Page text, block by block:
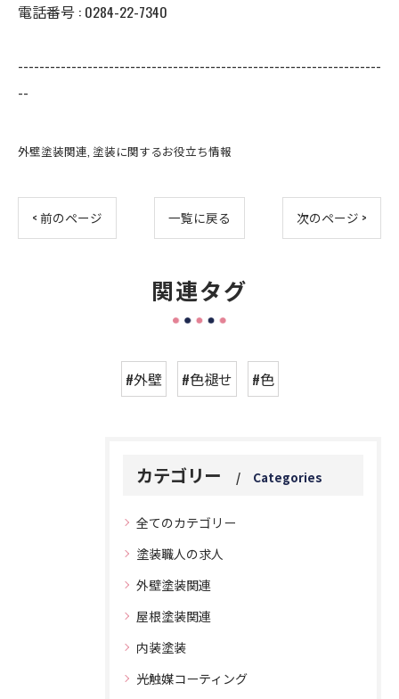
電話番号 : 0284-22-7340
--------------------------------------------------------------------
--
外壁塗装関連 塗装に関するお役立ち情報
< 前のページ 一覧に戻る 次のページ >
関連タグ
#外壁 #色褪せ #色
カテゴリー Categories
全てのカテゴリー
塗装職人の求人
外壁塗装関連
屋根塗装関連
内装塗装
光触媒コーティング